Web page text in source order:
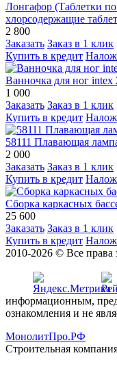
Лонгафор (Таблетки
хлорсодержащие
2 800
Заказать Заказ в 1 клик
Купить в кредит
Ванночка для ног intex
1 000
Заказать Заказ в 1 клик
Купить в кредит
58111 Плавающая
2 000
Заказать Заказ в 1 клик
Купить в кредит
Сборка каркасных
25 600
Заказать Заказ в 1 клик
Купить в кредит
2010-2026 © Все
информационным,
ознакомления и не
МонолитПро.РФ
Строительная